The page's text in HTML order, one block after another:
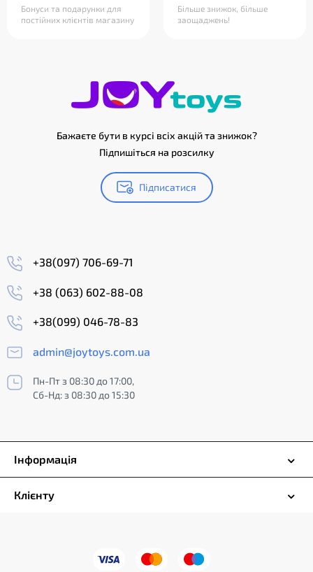
Бонуси та подарунки для
постійних клієнтів магазину
Більше знижок, більше
заощаджень!
Бажаєте бути в курсі всіх акцій та знижок?
Підпишіться на розсилку
Підписатися
+38(097) 706-69-71
+38 (063) 602-88-08
+38(099) 046-78-83
admin@joytoys.com.ua
Пн-Пт з 08:30 до 17:00,
Сб-Нд: з 08:30 до 15:30
Інформація
Клієнту